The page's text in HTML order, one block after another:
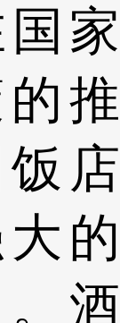
家
推
店
的
酒